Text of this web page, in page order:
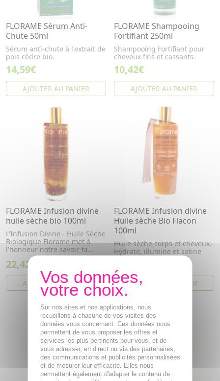
FLORAME Sérum Anti-
Chute 50ml
Sérum anti-chute à l'extrait de
pois cèdre bio.
14,59€
AJOUTER AU PANIER
FLORAME Shampooing
Fortifiant 250ml
Shampooing Fortifiant pour
cheveux fins et cassants.
10,42€
AJOUTER AU PANIER
FLORAME Infusion divine
huile sèche bio 100ml
L'Infusion Divine - Huile Sèche
Biologique Florame met à
l'honneur notre savoir-fa...
22,42€
AJOUTER AU PANIER
FLORAME Infusion divine
Huile sèche Bio Flacon
100ml
Huile sèche corps et cheveux.
Hydrate, illumine et satine
AJOUTER AU PANIER
Sur nos sites et nos applications, nous
recueillons à chacune de vos visites des
données vous concernant. Ces données nous
permettent de vous proposer les offres et
services les plus pertinents pour vous, et de
vous adresser, en direct ou via des partenaires,
des communications et publicités personnalisées
et de mesurer leur efficacité. Elles nous
permettent également d'adapter le contenu de